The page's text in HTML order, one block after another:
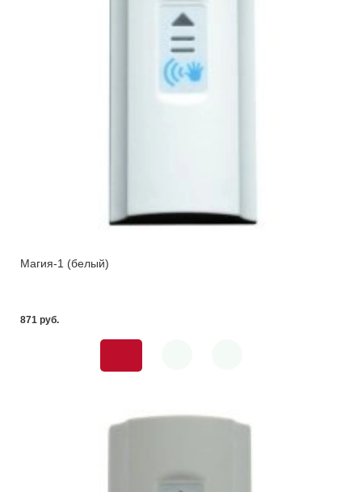
Магия-1 (белый)
871 pуб.